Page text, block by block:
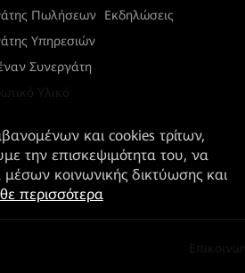
Πωλήσεων
Υπηρεσιών
Συνεργάτη
Εκδηλώσεις
και cookies τρίτων,
την επισκεψιμότητα του, να
μέσων κοινωνικής δικτύωσης και
περισσότερα